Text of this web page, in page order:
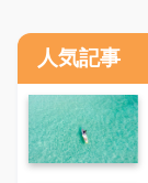
人気記事